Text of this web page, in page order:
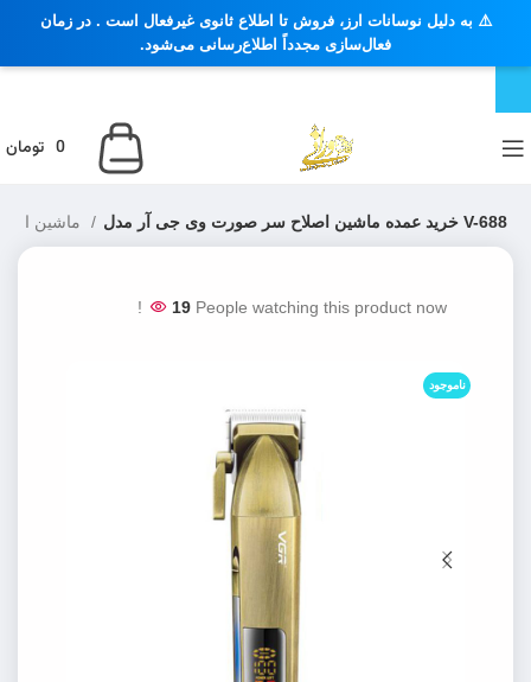
0 تومان
خرید عمده ماشین اصلاح سر صورت وی جی آر مدل V-688
19 People watching this product now!
ناموجود
⚠️ به دلیل نوسانات ارز، فروش تا اطلاع ثانوی غیرفعال است . در زمان
فعال‌سازی مجدداً اطلاع‌رسانی می‌شود.